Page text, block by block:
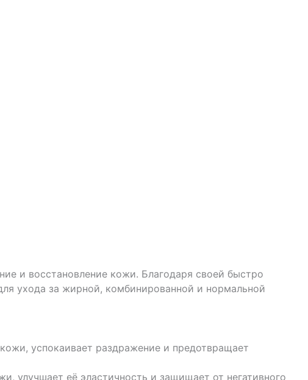
и восстановление кожи. Благодаря своей быстро
ухода за жирной, комбинированной и нормальной
успокаивает раздражение и предотвращает
улучшает её эластичность и защищает от негативного